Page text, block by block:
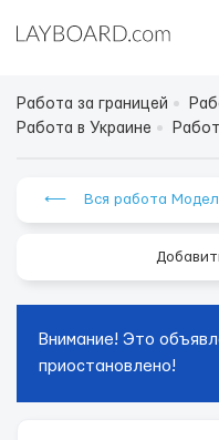
Работа за границей
Работа в Украине
⟵ Вся работа
Внимание! Это
приостановлено!